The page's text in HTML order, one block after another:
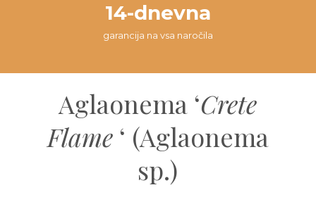
14-dnevna
garancija na vsa naročila
Aglaonema ‘Crete
Flame ‘ (Aglaonema
sp.)